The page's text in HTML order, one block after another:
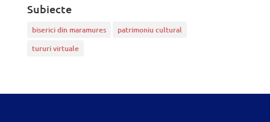
Subiecte
biserici din maramures
patrimoniu cultural
tururi virtuale